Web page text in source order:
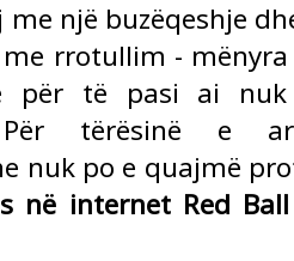
me një buzëqeshje
me rrotullim -
për të pasi ai
Për tërësinë e
nuk po e quajmë
në internet Red Ball